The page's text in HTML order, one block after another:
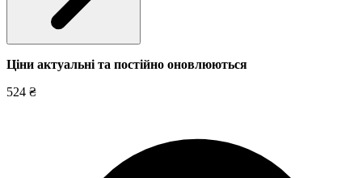
Ціни актуальні та постійно оновлюються
524 ₴